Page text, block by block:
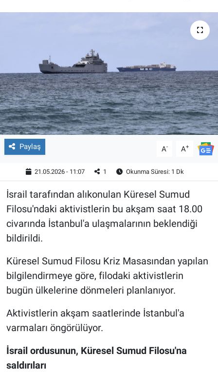
Paylaş A- A+
21.05.2026 - 11:07 1 Okunma Süresi: 1 Dk
İsrail tarafından alıkonulan Küresel Sumud
Filosu'ndaki aktivistlerin bu akşam saat 18.00
civarında İstanbul'a ulaşmalarının beklendiği
bildirildi.
Küresel Sumud Filosu Kriz Masasından yapılan
bilgilendirmeye göre, filodaki aktivistlerin
bugün ülkelerine dönmeleri planlanıyor.
Aktivistlerin akşam saatlerinde İstanbul'a
varmaları öngörülüyor.
İsrail ordusunun, Küresel Sumud Filosu'na
saldırıları